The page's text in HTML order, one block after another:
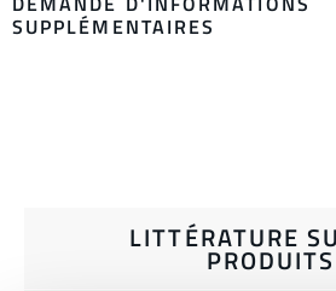
SUPPLÉMENTAIRES
LITTÉRATURE
PRODUITS